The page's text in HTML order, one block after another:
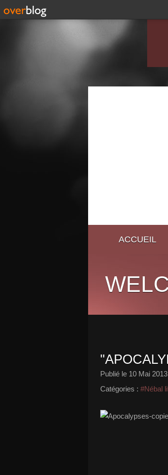
ACCUEIL
Publié le 10 Mai 2013
Catégories : #Nébal